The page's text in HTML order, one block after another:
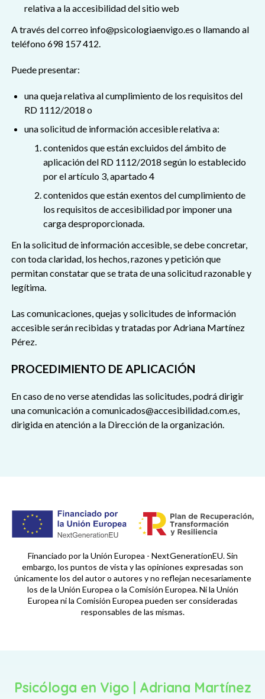
relativa a la accesibilidad del sitio web
A través del correo info@psicologiaenvigo.es o llamando al
teléfono 698 157 412.
Puede presentar:
una queja relativa al cumplimiento de los requisitos del
RD 1112/2018 o
una solicitud de información accesible relativa a:
contenidos que están excluidos del ámbito de
aplicación del RD 1112/2018 según lo establecido
por el artículo 3, apartado 4
contenidos que están exentos del cumplimiento de
los requisitos de accesibilidad por imponer una
carga desproporcionada.
En la solicitud de información accesible, se debe concretar,
con toda claridad, los hechos, razones y petición que
permitan constatar que se trata de una solicitud razonable y
legítima.
Las comunicaciones, quejas y solicitudes de información
accesible serán recibidas y tratadas por Adriana Martínez
Pérez.
PROCEDIMIENTO DE APLICACIÓN
En caso de no verse atendidas las solicitudes, podrá dirigir
una comunicación a comunicados@accesibilidad.com.es,
dirigida en atención a la Dirección de la organización.
Financiado por la Unión Europea - NextGenerationEU. Sin
embargo, los puntos de vista y las opiniones expresadas son
únicamente los del autor o autores y no reflejan necesariamente
los de la Unión Europea o la Comisión Europea. Ni la Unión
Europea ni la Comisión Europea pueden ser consideradas
responsables de las mismas.
Psicóloga en Vigo | Adriana Martínez